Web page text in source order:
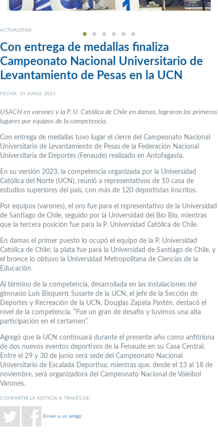
ACTUALIDAD
Con entrega de medallas finaliza
Campeonato Nacional Universitario de
Levantamiento de Pesas en la UCN
FECHA: 24 JUNIO, 2023
USACH en varones y la P. U. Católica de Chile en damas, lograron los primeros
lugares por equipos de la competencia.
Con entrega de medallas tuvo lugar el cierre del Campeonato Nacional
Universitario de Levantamiento de Pesas de la Federación Nacional
Universitaria de Deportes (Fenaude) realizado en Antofagasta.
En su versión 2023, la competencia organizada por la Universidad
Católica del Norte (UCN), reunió a representativos de 10 casa de
estudios superiores del país, con más de 120 deportistas inscritos.
Por equipos (varones), el oro fue para el representativo de la Universidad
de Santiago de Chile, seguido por la Universidad del Bío Bío, mientras
que la tercera posición fue para la P. Universidad Católica de Chile.
En damas el primer puesto lo ocupó el equipo de la P. Universidad
Católica de Chile; la plata fue para la Universidad de Santiago de Chile, y
el bronce lo obtuvo la Universidad Metropolitana de Ciencias de la
Educación.
Al término de la competencia, desarrollada en las instalaciones del
gimnasio Luis Bisquertt Susarte de la UCN, el jefe de la Sección de
Deportes y Recreación de la UCN, Douglas Zapata Pastén, destacó el
nivel de la competencia. “Fue un gran de desafío y tuvimos una alta
participación en el certamen”.
Agregó que la UCN continuará durante el presente año como anfitriona
de dos nuevos eventos deportivos de la Fenaude en su Casa Central.
Entre el 29 y 30 de junio será sede del Campeonato Nacional
Universitario de Escalada Deportiva; mientras que, desde el 13 al 18 de
noviembre, será organizadora del Campeonato Nacional de Vóleibol
Varones.
COMPARTIR LA NOTICIA A TRAVÉS DE:
Enviar a un amigo